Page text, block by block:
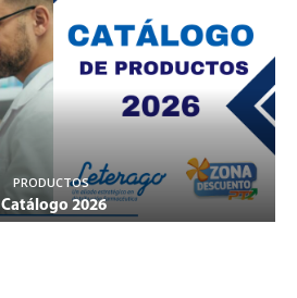
PRODUCTOS
Catálogo 2026